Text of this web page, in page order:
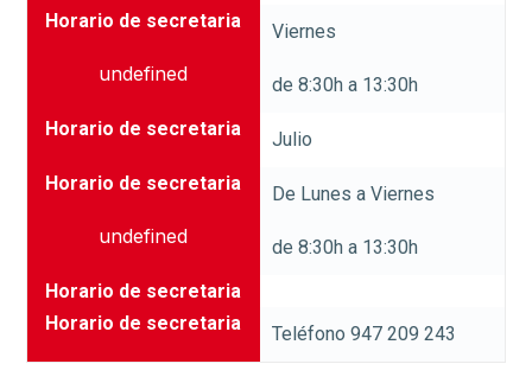
Horario de secretaria
Viernes
undefined
de 8:30h a 13:30h
Horario de secretaria
Julio
Horario de secretaria
De Lunes a Viernes
undefined
de 8:30h a 13:30h
Horario de secretaria
Horario de secretaria
Teléfono 947 209 243